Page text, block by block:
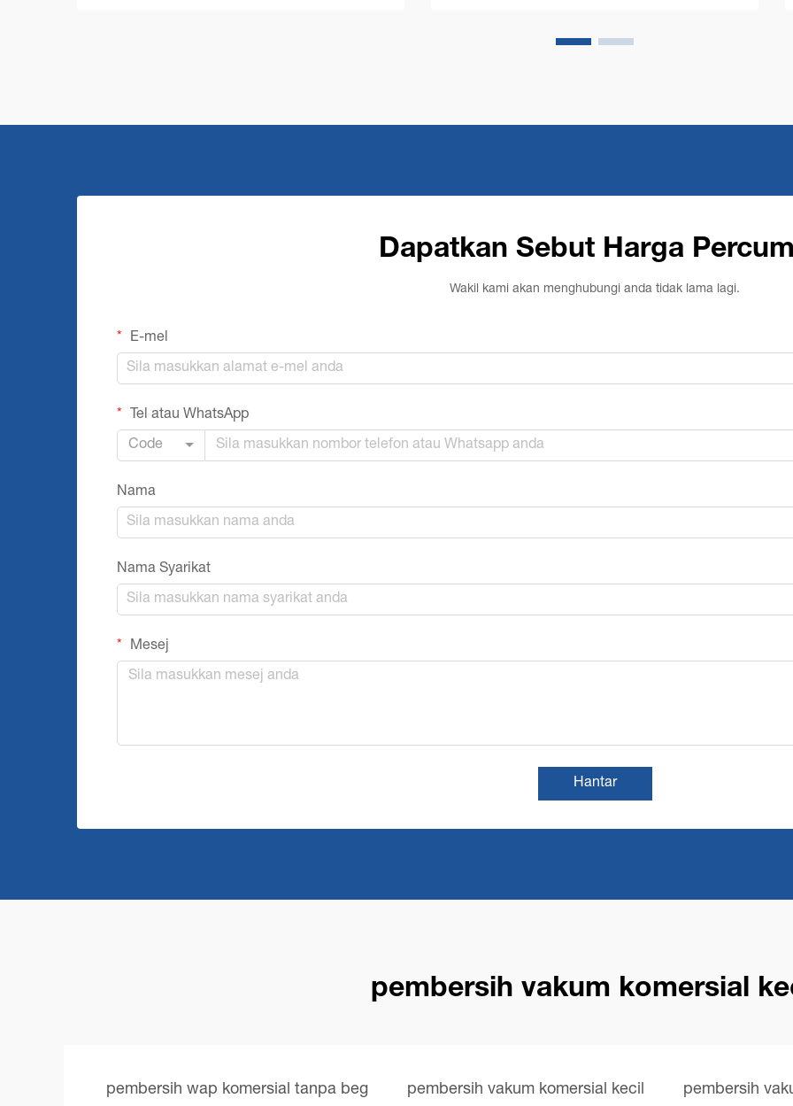
Dapatkan Sebut Harga
Wakil kami akan menghubungi anda tidak lama lagi.
E-mel
Tel atau WhatsApp
Code
Nama
Nama Syarikat
Mesej
Hantar
pembersih vakum komersial
pembersih wap komersial tanpa beg pembersih vakum komersial kecil pembersih